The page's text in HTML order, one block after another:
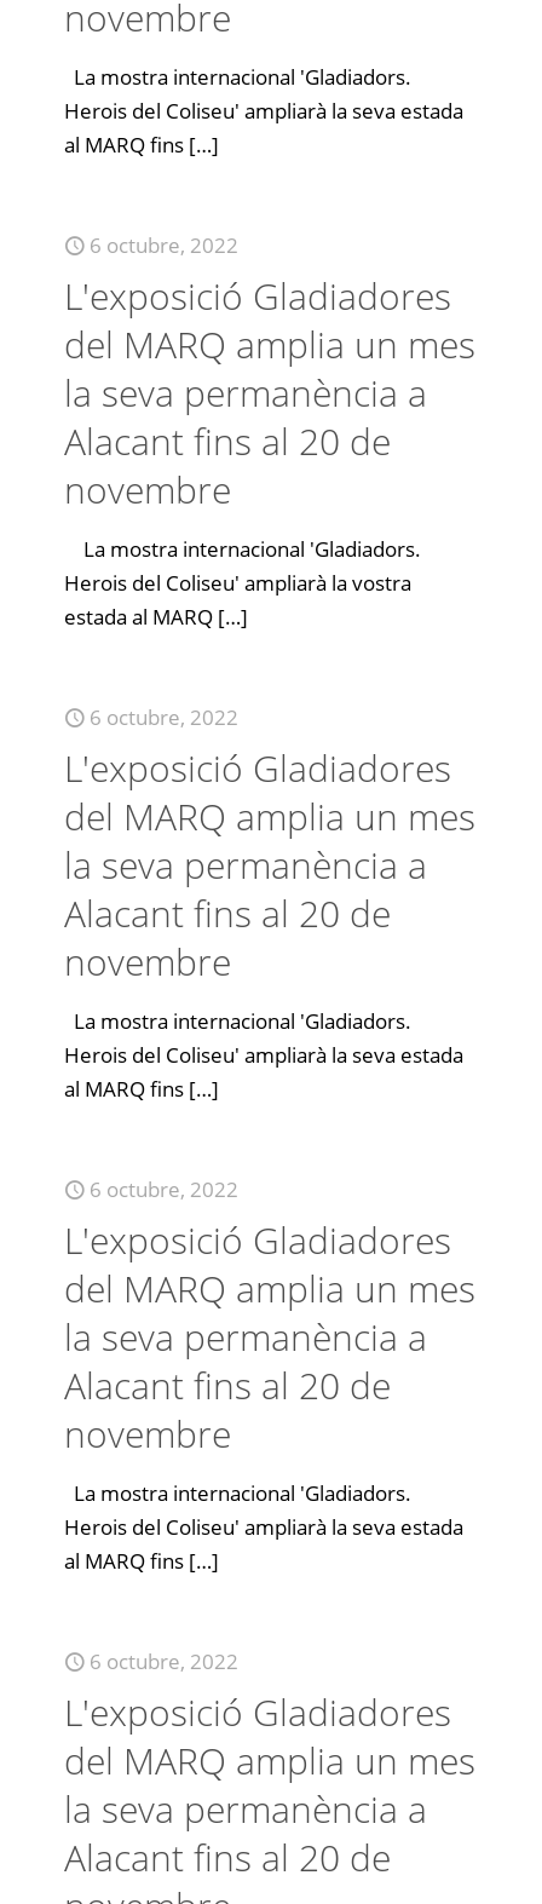
novembre
La mostra internacional 'Gladiadors.
Herois del Coliseu' ampliarà la seva estada
al MARQ fins […]
6 octubre, 2022
L'exposició Gladiadores
del MARQ amplia un mes
la seva permanència a
Alacant fins al 20 de
novembre
La mostra internacional 'Gladiadors.
Herois del Coliseu' ampliarà la vostra
estada al MARQ […]
6 octubre, 2022
L'exposició Gladiadores
del MARQ amplia un mes
la seva permanència a
Alacant fins al 20 de
novembre
La mostra internacional 'Gladiadors.
Herois del Coliseu' ampliarà la seva estada
al MARQ fins […]
6 octubre, 2022
L'exposició Gladiadores
del MARQ amplia un mes
la seva permanència a
Alacant fins al 20 de
novembre
La mostra internacional 'Gladiadors.
Herois del Coliseu' ampliarà la seva estada
al MARQ fins […]
6 octubre, 2022
L'exposició Gladiadores
del MARQ amplia un mes
la seva permanència a
Alacant fins al 20 de